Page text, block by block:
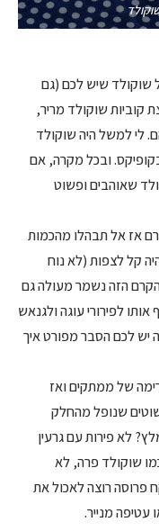
שיש לכם (גם
שוקולד מריר,
לי למשל היה שוקולד
מזמן ב-5 שקלים בקופיקס. ובכל מקרה, אם
שאוהבים ופשוט
אז אל תבהלו מהכמות
קל לצפות (לא נוח
הקרם הזה נשמר מעולה גם
לפירורי עוגה ולגנאש
יש לכם הסבר מפורט איך
של ממתקים ואז
שנופל מהחלק
לא פירות עם גרעין
שוקולד פרה, לא
פרוסה רוצה לאכול את
עטיפה מנייר.